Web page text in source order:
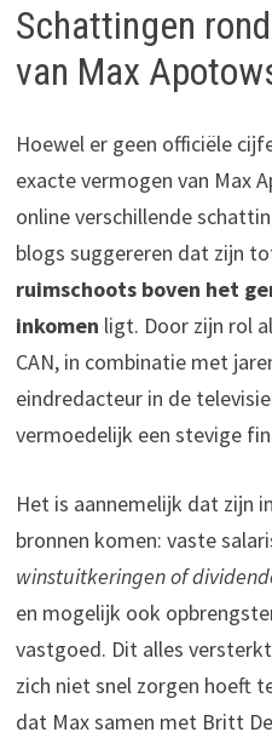
Schattingen
van Max
Hoewel er geen officiële
exacte vermogen van Max
online verschillende
blogs suggereren dat zijn
ruimschoots boven het
inkomen ligt. Door zijn rol
CAN, in combinatie met
eindredacteur in de
vermoedelijk een stevige
Het is aannemelijk dat zijn
bronnen komen: vaste
winstuitkeringen of
en mogelijk ook
vastgoed. Dit alles
zich niet snel zorgen hoeft
dat Max samen met Britt